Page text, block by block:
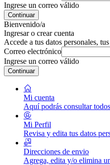
Ingrese un correo válido
Continuar
Bienvenido/a
Ingresar o crear cuenta
Accede a tus datos personales,
Correo electrónico
Ingrese un correo válido
Continuar
Mi cuenta
Aquí podrás consultar
Mi Perfil
Revisa y edita tus datos
Direcciones de envio
Agrega, edita y/o elimina